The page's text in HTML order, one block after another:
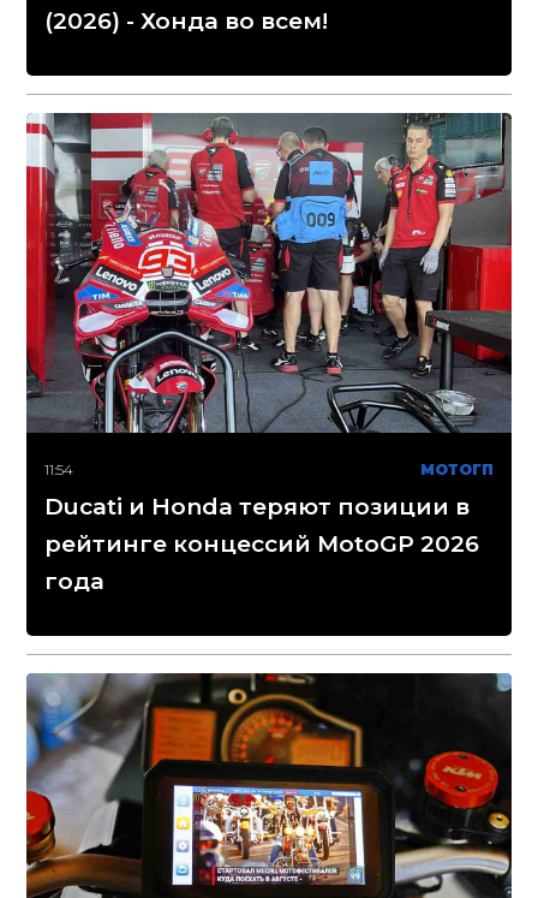
(2026) - Хонда во всем!
11:54 МОТОГП
Ducati и Honda теряют позиции в
рейтинге концессий MotoGP 2026
года